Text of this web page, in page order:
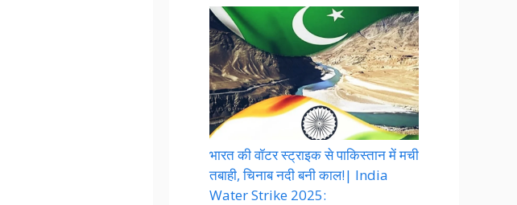
भारत की वॉटर स्ट्राइक से पाकिस्तान में मची
तबाही, चिनाब नदी बनी काल!| India
Water Strike 2025: